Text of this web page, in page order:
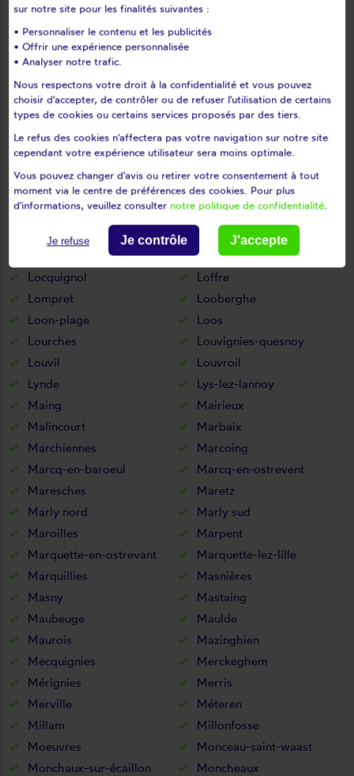
Le maisnil
Lecelles
Lederzeele
Ledringhem
Leers
Leffrinckoucke
Lesdain
Lesquin
Leval
Lewarde
Lez-fontaine
Lezennes
Liessies
Lieu-saint-amand
Ligny-en-cambrésis
Lille
Limont-fontaine
Linselles
Locquignol
Loffre
Lompret
Looberghe
Loon-plage
Loos
Lourches
Louvignies-quesnoy
Louvil
Louvroil
Lynde
Lys-lez-lannoy
Maing
Mairieux
Malincourt
Marbaix
Marchiennes
Marcoing
Marcq-en-baroeul
Marcq-en-ostrevent
Maresches
Maretz
Marly nord
Marly sud
Maroilles
Marpent
Marquette-en-ostrevant
Marquette-lez-lille
Marquillies
Masnières
Masny
Mastaing
Maubeuge
Maulde
Maurois
Mazinghien
Mecquignies
Merckeghem
Mérignies
Merris
Merville
Méteren
Millam
Millonfosse
Moeuvres
Monceau-saint-waast
Monchaux-sur-écaillon
Moncheaux
sur notre site pour les finalités suivantes :
• Personnaliser le contenu et les publicités
• Offrir une expérience personnalisée
• Analyser notre trafic.
Nous respectons votre droit à la confidentialité et vous pouvez
choisir d'accepter, de contrôler ou de refuser l'utilisation de certains
types de cookies ou certains services proposés par des tiers.
Le refus des cookies n'affectera pas votre navigation sur notre site
cependant votre expérience utilisateur sera moins optimale.
Vous pouvez changer d'avis ou retirer votre consentement à tout
moment via le centre de préférences des cookies. Pour plus
d'informations, veuillez consulter notre politique de confidentialité.
Je refuse Je contrôle J'accepte